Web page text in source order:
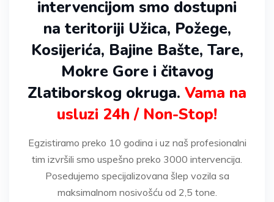
intervencijom smo dostupni
na teritoriji Užica, Požege,
Kosijerića, Bajine Bašte, Tare,
Mokre Gore i čitavog
Zlatiborskog okruga. Vama na
usluzi 24h / Non-Stop!
Egzistiramo preko 10 godina i uz naš profesionalni
tim izvršili smo uspešno preko 3000 intervencija.
Posedujemo specijalizovana šlep vozila sa
maksimalnom nosivošću od 2,5 tone.